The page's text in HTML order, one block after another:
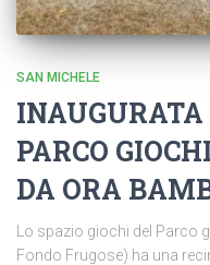
SAN MICHELE
PARCO
DA ORA
Lo spazio giochi del Parco
Fondo Frugose) ha una